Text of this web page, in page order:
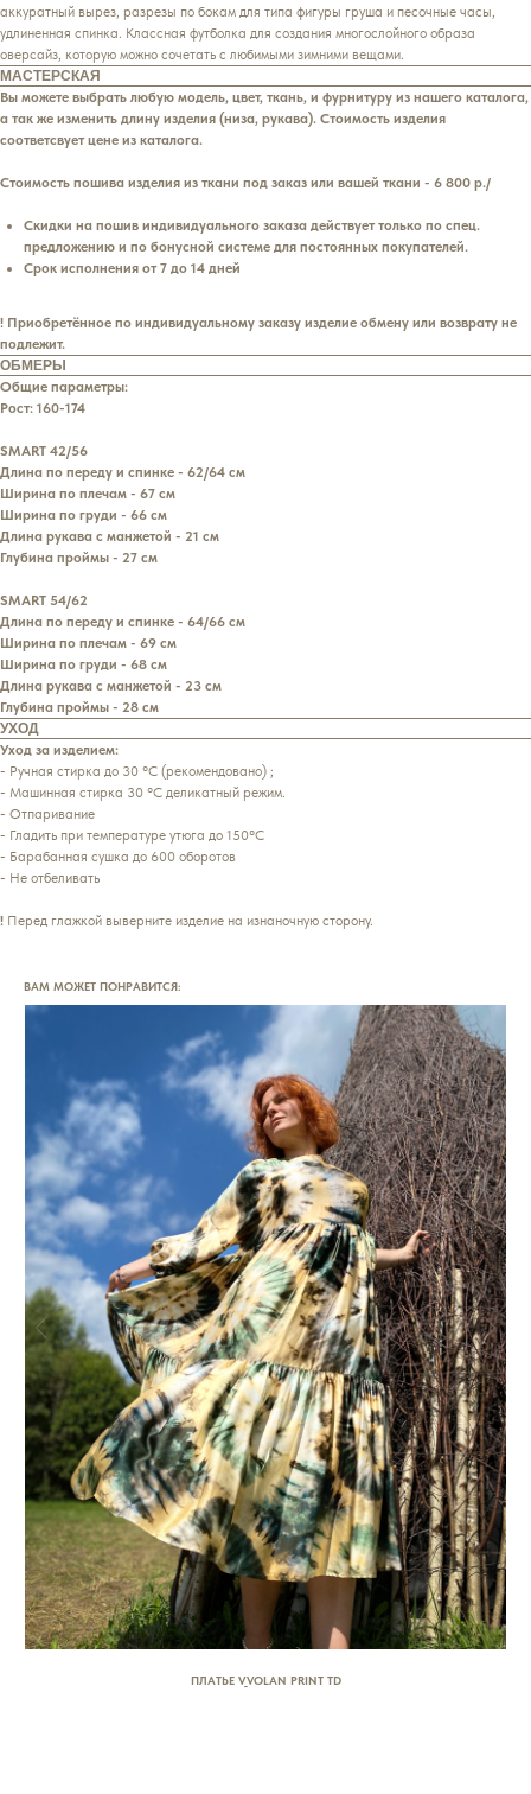
аккуратный вырез, разрезы по бокам для типа фигуры груша и песочные часы,
удлиненная спинка. Классная футболка для создания многослойного образа
оверсайз, которую можно сочетать с любимыми зимними вещами.
МАСТЕРСКАЯ
Вы можете выбрать любую модель, цвет, ткань, и фурнитуру из нашего каталога,
а так же изменить длину изделия (низа, рукава). Стоимость изделия
соответсвует цене из каталога.
Стоимость пошива изделия из ткани под заказ или вашей ткани - 6 800 р./
Скидки на пошив индивидуального заказа действует только по спец.
предложению и по бонусной системе для постоянных покупателей.
Срок исполнения от 7 до 14 дней
! Приобретённое по индивидуальному заказу изделие обмену или возврату не
подлежит.
ОБМЕРЫ
Общие параметры:
Рост: 160-174
SMART 42/56
Длина по переду и спинке - 62/64 см
Ширина по плечам - 67 см
Ширина по груди - 66 см
Длина рукава с манжетой - 21 см
Глубина проймы - 27 см
SMART 54/62
Длина по переду и спинке - 64/66 см
Ширина по плечам - 69 см
Ширина по груди - 68 см
Длина рукава с манжетой - 23 см
Глубина проймы - 28 см
УХОД
Уход за изделием:
- Ручная стирка до 30 °С (рекомендовано) ;
- Машинная стирка 30 °С деликатный режим.
- Отпаривание
- Гладить при температуре утюга до 150°C
- Барабанная сушка до 600 оборотов
- Не отбеливать
! Перед глажкой выверните изделие на изнаночную сторону.
ВАМ МОЖЕТ ПОНРАВИТСЯ:
ПЛАТЬЕ V_VOLAN PRINT TD